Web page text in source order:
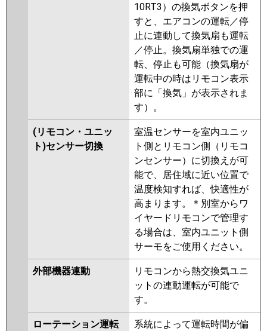
10RT3）の換気ボタンを押
すと、エアコンの運転／停
止に連動して換気扇も運転
／停止。換気扇単独での運
転、停止も可能（換気扇が
運転中の時はリモコン表示
部に「換気」が表示されま
す）。
(リモコン・ユニッ
ト)センサー切換
室温センサーを室内ユニッ
ト側とリモコン側（リモコ
ンセンサー）に切換えが可
能で、居住域に近い位置で
温度検知すれば、快適性が
高まります。＊別室からワ
イヤードリモコンで管理す
る場合は、室内ユニット側
サーモをご使用ください。
外部機器連動
リモコンから熱交換気ユニ
ットの連動運転が可能で
す。
ローテーション運転
系統によって運転時間が偏